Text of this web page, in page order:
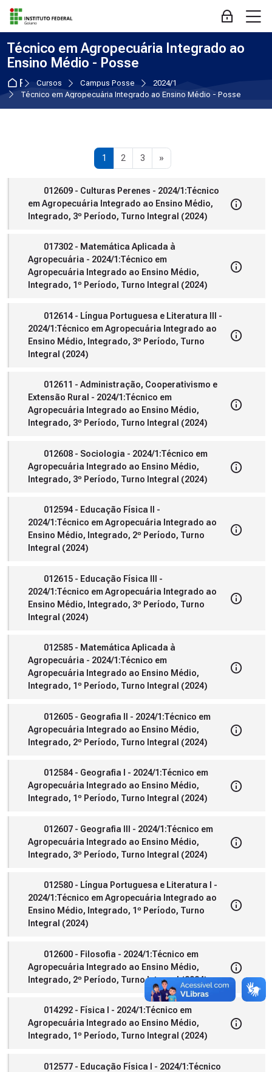
Skip to navigation
Skip to login form
Ir para o conteúdo principal
Skip to accessibility options
Skip to footer
Skip accessibility options
Acessar
Técnico em Agropecuária Integrado ao
Ensino Médio - Posse
Página inicial
Cursos Campus Posse
2024/1
Técnico em Agropecuária Integrado ao Ensino Médio - Posse
1 Página 1
2 Página 2
3Página 3
»
012609 - Culturas Perenes - 2024/1:Técnico
em Agropecuária Integrado ao Ensino Médio,
Integrado, 3º Período, Turno Integral (2024)
017302 - Matemática Aplicada à
Agropecuária - 2024/1:Técnico em
Agropecuária Integrado ao Ensino Médio,
Integrado, 1º Período, Turno Integral (2024)
012614 - Língua Portuguesa e Literatura III -
2024/1:Técnico em Agropecuária Integrado ao
Ensino Médio, Integrado, 3º Período, Turno
Integral (2024)
012611 - Administração, Cooperativismo e
Extensão Rural - 2024/1:Técnico em
Agropecuária Integrado ao Ensino Médio,
Integrado, 3º Período, Turno Integral (2024)
012608 - Sociologia - 2024/1:Técnico em
Agropecuária Integrado ao Ensino Médio,
Integrado, 3º Período, Turno Integral (2024)
012594 - Educação Física II -
2024/1:Técnico em Agropecuária Integrado ao
Ensino Médio, Integrado, 2º Período, Turno
Integral (2024)
012615 - Educação Física III -
2024/1:Técnico em Agropecuária Integrado ao
Ensino Médio, Integrado, 3º Período, Turno
Integral (2024)
012585 - Matemática Aplicada à
Agropecuária - 2024/1:Técnico em
Agropecuária Integrado ao Ensino Médio,
Integrado, 1º Período, Turno Integral (2024)
012605 - Geografia II - 2024/1:Técnico em
Agropecuária Integrado ao Ensino Médio,
Integrado, 2º Período, Turno Integral (2024)
012584 - Geografia I - 2024/1:Técnico em
Agropecuária Integrado ao Ensino Médio,
Integrado, 1º Período, Turno Integral (2024)
012607 - Geografia III - 2024/1:Técnico em
Agropecuária Integrado ao Ensino Médio,
Integrado, 3º Período, Turno Integral (2024)
012580 - Língua Portuguesa e Literatura I -
2024/1:Técnico em Agropecuária Integrado ao
Ensino Médio, Integrado, 1º Período, Turno
Integral (2024)
012600 - Filosofia - 2024/1:Técnico em
Agropecuária Integrado ao Ensino Médio,
Integrado, 2º Período, Turno Integral (2024)
014292 - Física I - 2024/1:Técnico em
Agropecuária Integrado ao Ensino Médio,
Integrado, 1º Período, Turno Integral (2024)
012577 - Educação Física I - 2024/1:Técnico